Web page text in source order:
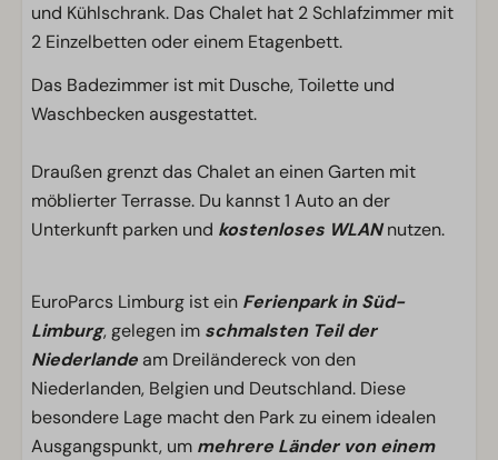
und Kühlschrank. Das Chalet hat 2 Schlafzimmer mit
2 Einzelbetten oder einem Etagenbett.
Das Badezimmer ist mit Dusche, Toilette und
Waschbecken ausgestattet.
Draußen grenzt das Chalet an einen Garten mit
möblierter Terrasse. Du kannst 1 Auto an der
Unterkunft parken und kostenloses WLANnutzen.
EuroParcs Limburg ist ein Ferienpark in Süd-
Limburg, gelegen im schmalsten Teil der
Niederlandeam Dreiländereck von den
Niederlanden, Belgien und Deutschland. Diese
besondere Lage macht den Park zu einem idealen
Ausgangspunkt, um mehrere Länder von einem